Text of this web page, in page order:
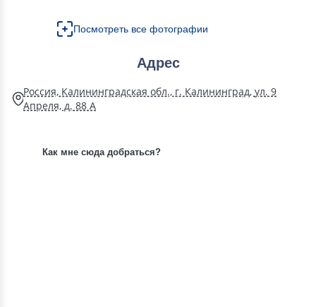
Посмотреть все фотографии
Адрес
Россия, Калининградская обл., г. Калининград, ул. 9
Апреля, д. 88 А
Как мне сюда добраться?